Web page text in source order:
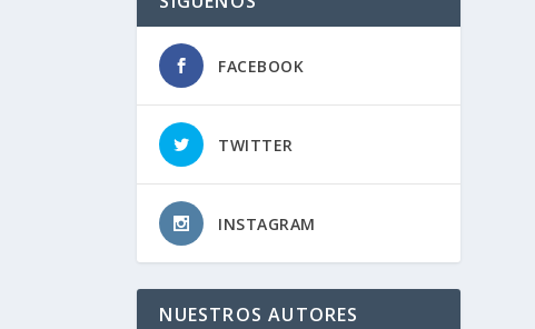
FACEBOOK
TWITTER
INSTAGRAM
NUESTROS AUTORES